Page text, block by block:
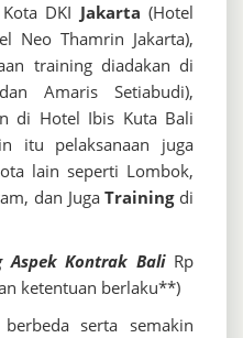
DKI Jakarta (Hotel
Neo Thamrin Jakarta),
training diadakan di
Amaris Setiabudi),
di Hotel Ibis Kuta Bali
itu pelaksanaan juga
lain seperti Lombok,
dan JugaTrainingdi
Aspek Kontrak Bali Rp
ketentuan berlaku**)
serta semakin